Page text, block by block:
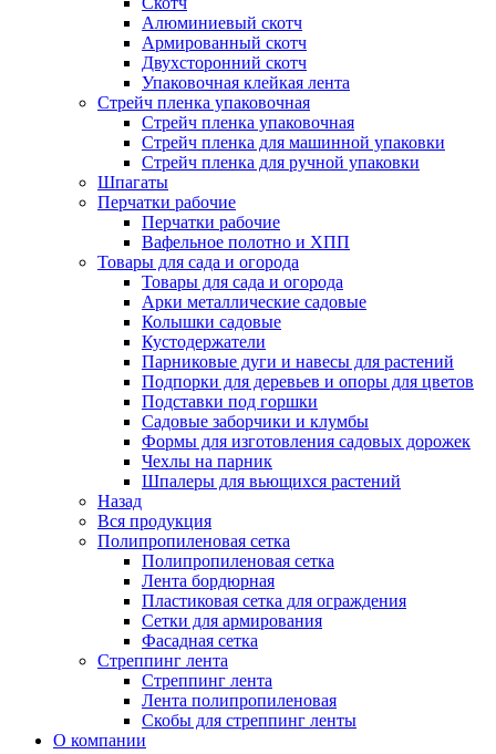
Алюминиевый скотч
Армированный скотч
Двухсторонний скотч
Упаковочная клейкая лента
Стрейч пленка упаковочная
Стрейч пленка упаковочная
Стрейч пленка для машинной упаковки
Стрейч пленка для ручной упаковки
Шпагаты
Перчатки рабочие
Перчатки рабочие
Вафельное полотно и ХПП
Товары для сада и огорода
Товары для сада и огорода
Арки металлические садовые
Колышки садовые
Кустодержатели
Парниковые дуги и навесы для растений
Подпорки для деревьев и опоры для цветов
Подставки под горшки
Садовые заборчики и клумбы
Формы для изготовления садовых дорожек
Чехлы на парник
Шпалеры для вьющихся растений
Назад
Вся продукция
Полипропиленовая сетка
Полипропиленовая сетка
Лента бордюрная
Пластиковая сетка для ограждения
Сетки для армирования
Фасадная сетка
Стреппинг лента
Стреппинг лента
Лента полипропиленовая
Скобы для стреппинг ленты
О компании